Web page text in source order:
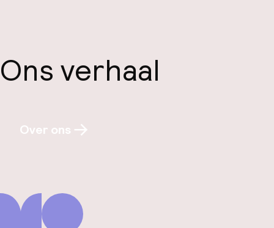
Ons verhaal
Over ons